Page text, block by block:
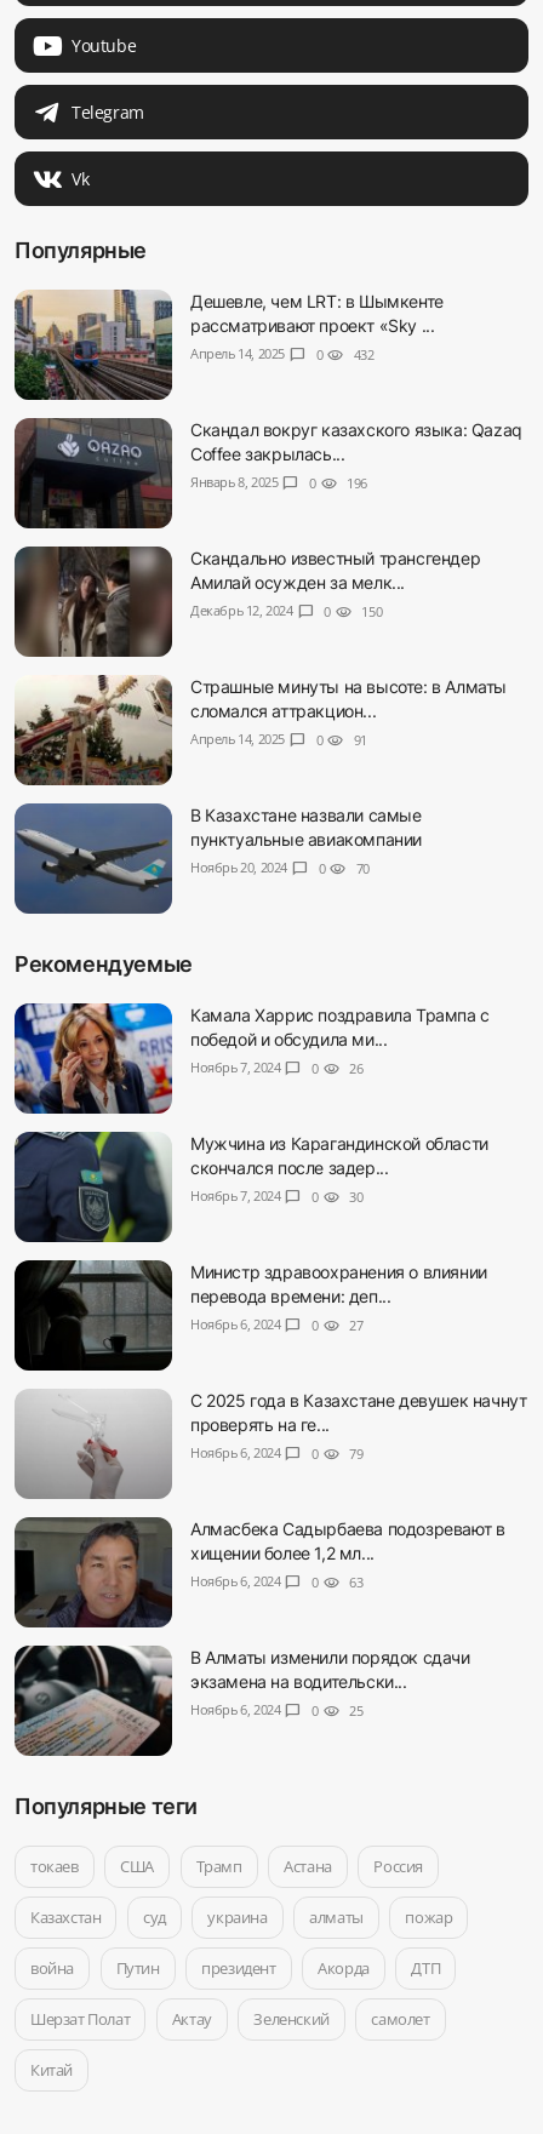
Youtube
Telegram
Vk
Популярные
Дешевле, чем LRT: в Шымкенте
рассматривают проект «Sky ...
Апрель 14, 2025 chat_bubble 0 visibility 432
Скандал вокруг казахского языка: Qazaq
Coffee закрылась...
Январь 8, 2025 chat_bubble 0 visibility 196
Скандально известный трансгендер
Амилай осужден за мелк...
Декабрь 12, 2024 chat_bubble 0 visibility 150
Страшные минуты на высоте: в Алматы
сломался аттракцион...
Апрель 14, 2025 chat_bubble 0 visibility 91
В Казахстане назвали самые
пунктуальные авиакомпании
Ноябрь 20, 2024 chat_bubble 0 visibility 70
Рекомендуемые
Камала Харрис поздравила Трампа с
победой и обсудила ми...
Ноябрь 7, 2024 chat_bubble 0 visibility 26
Мужчина из Карагандинской области
скончался после задер...
Ноябрь 7, 2024 chat_bubble 0 visibility 30
Министр здравоохранения о влиянии
перевода времени: деп...
Ноябрь 6, 2024 chat_bubble 0 visibility 27
С 2025 года в Казахстане девушек начнут
проверять на ге...
Ноябрь 6, 2024 chat_bubble 0 visibility 79
Алмасбека Садырбаева подозревают в
хищении более 1,2 мл...
Ноябрь 6, 2024 chat_bubble 0 visibility 63
В Алматы изменили порядок сдачи
экзамена на водительски...
Ноябрь 6, 2024 chat_bubble 0 visibility 25
Популярные теги
токаев США Трамп Астана Россия
Казахстан суд украина алматы пожар
война Путин президент Акорда ДТП
Шерзат Полат Актау Зеленский самолет
Китай